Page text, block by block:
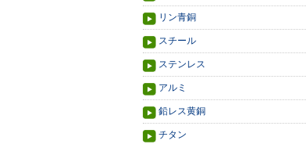
リン青銅
スチール
ステンレス
アルミ
鉛レス黄銅
チタン